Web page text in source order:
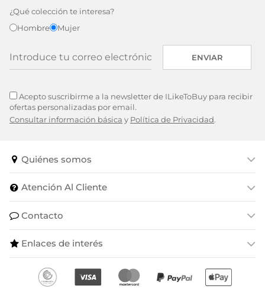
¿Qué colección te interesa?
Hombre
Mujer
ENVIAR
Acepto suscribirme a la newsletter de ILikeToBuy para recibir
ofertas personalizadas por email.
Consultar información básica y Política de Privacidad.
Quiénes somos
Atención Al Cliente
Contacto
Enlaces de interés